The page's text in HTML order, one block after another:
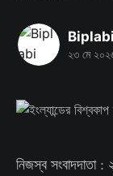
২৩ মে
নিজস্ব সংবাদদাতা